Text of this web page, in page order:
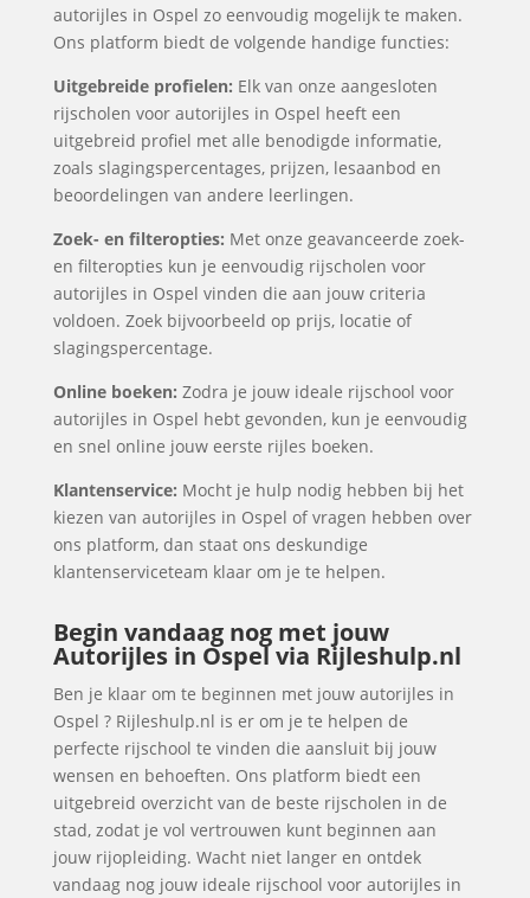
autorijles in Ospel zo eenvoudig mogelijk te maken.
Ons platform biedt de volgende handige functies:
Uitgebreide profielen: Elk van onze aangesloten
rijscholen voor autorijles in Ospel heeft een
uitgebreid profiel met alle benodigde informatie,
zoals slagingspercentages, prijzen, lesaanbod en
beoordelingen van andere leerlingen.
Zoek- en filteropties: Met onze geavanceerde zoek-
en filteropties kun je eenvoudig rijscholen voor
autorijles in Ospel vinden die aan jouw criteria
voldoen. Zoek bijvoorbeeld op prijs, locatie of
slagingspercentage.
Online boeken: Zodra je jouw ideale rijschool voor
autorijles in Ospel hebt gevonden, kun je eenvoudig
en snel online jouw eerste rijles boeken.
Klantenservice: Mocht je hulp nodig hebben bij het
kiezen van autorijles in Ospel of vragen hebben over
ons platform, dan staat ons deskundige
klantenserviceteam klaar om je te helpen.
Begin vandaag nog met jouw
Autorijles in Ospel via Rijleshulp.nl
Ben je klaar om te beginnen met jouw autorijles in
Ospel ? Rijleshulp.nl is er om je te helpen de
perfecte rijschool te vinden die aansluit bij jouw
wensen en behoeften. Ons platform biedt een
uitgebreid overzicht van de beste rijscholen in de
stad, zodat je vol vertrouwen kunt beginnen aan
jouw rijopleiding. Wacht niet langer en ontdek
vandaag nog jouw ideale rijschool voor autorijles in